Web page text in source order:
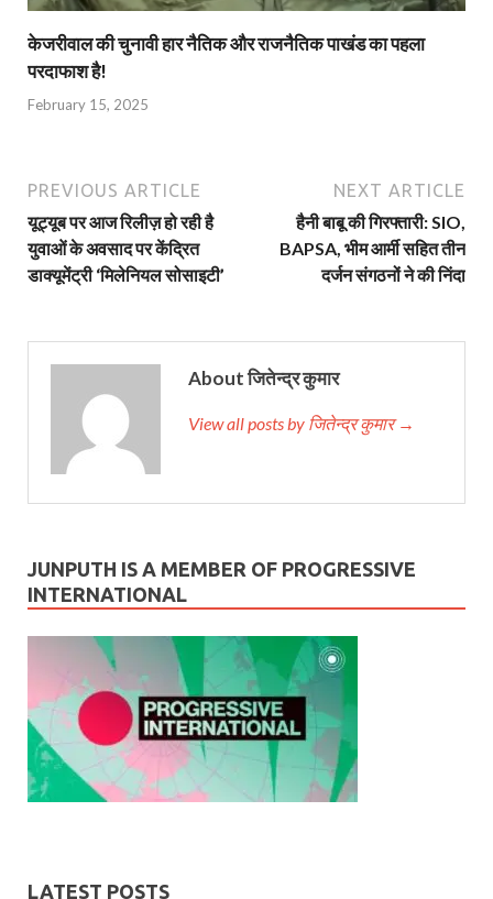
केजरीवाल की चुनावी हार नैतिक और राजनैतिक पाखंड का पहला
परदाफाश है!
February 15, 2025
PREVIOUS ARTICLE
यूट्यूब पर आज रिलीज़ हो रही है
युवाओं के अवसाद पर केंद्रित
डाक्यूमेंट्री ‘मिलेनियल सोसाइटी’
NEXT ARTICLE
हैनी बाबू की गिरफ्तारी: SIO,
BAPSA, भीम आर्मी सहित तीन
दर्जन संगठनों ने की निंदा
About जितेन्द्र कुमार
View all posts by जितेन्द्र कुमार →
JUNPUTH IS A MEMBER OF PROGRESSIVE
INTERNATIONAL
LATEST POSTS